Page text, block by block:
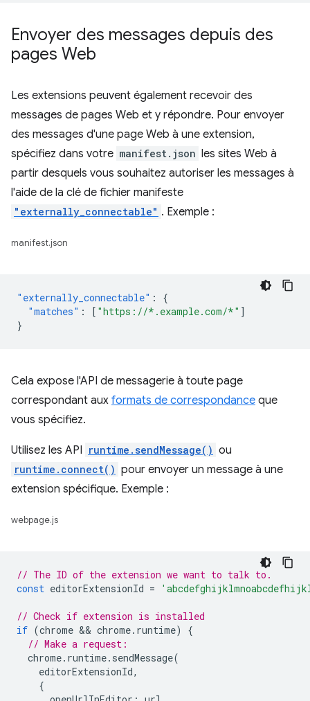
Envoyer des messages depuis des
pages Web
Les extensions peuvent également recevoir des
messages de pages Web et y répondre. Pour envoyer
des messages d'une page Web à une extension,
spécifiez dans votre manifest.json les sites Web à
partir desquels vous souhaitez autoriser les messages à
l'aide de la clé de fichier manifeste
"externally_connectable" . Exemple :
manifest.json
"externally_connectable" :
{
"matches" : [ "https://*.example.com/*" ]
}
Cela expose l'API de messagerie à toute page
correspondant aux formats de correspondance que
vous spécifiez.
Utilisez les API runtime.sendMessage() ou
runtime.connect() pour envoyer un message à une
extension spécifique. Exemple :
webpage.js
// The ID of the extension we want to talk to.
const editorExtensionId =
// Check if extension is installed
if (chrome && chrome. runtime)
{
// Make a request:
chrome. runtime. sendMessage(
editorExtensionId,
{